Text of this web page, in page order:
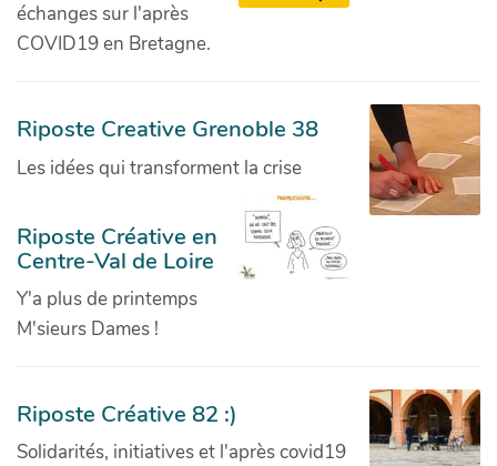
échanges sur l'après
COVID19 en Bretagne.
Riposte Creative Grenoble 38
Les idées qui transforment la crise
Riposte Créative en
Centre-Val de Loire
Y'a plus de printemps
M'sieurs Dames !
Riposte Créative 82 :)
Solidarités, initiatives et l'après covid19